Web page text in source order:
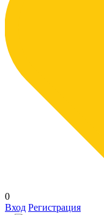
0
Вход Регистрация